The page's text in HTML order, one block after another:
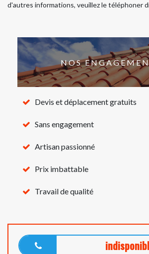
d'autres informations, veuillez le téléphoner
NOS
Devis et déplacement gratuits
Sans engagement
Artisan passionné
Prix imbattable
Travail de qualité